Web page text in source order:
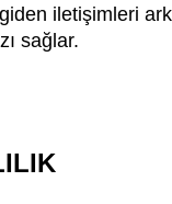
iletişimleri
sağlar.